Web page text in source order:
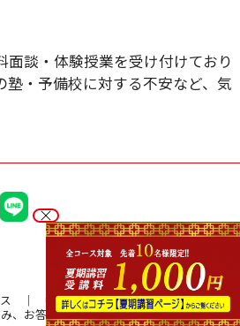
面談・体験授業を受け付けており
塾・予備校に対する不安など、気
中学生コース 高校生コース
、お答えします！